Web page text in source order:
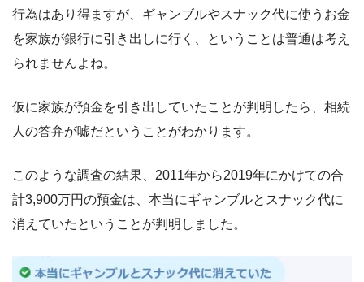
行為はあり得ますが、ギャンブルやスナック代に使うお金
を家族が銀行に引き出しに行く、ということは普通は考え
られませんよね。
仮に家族が預金を引き出していたことが判明したら、相続
人の答弁が嘘だということがわかります。
このような調査の結果、2011年から2019年にかけての合
計3,900万円の預金は、本当にギャンブルとスナック代に
消えていたということが判明しました。